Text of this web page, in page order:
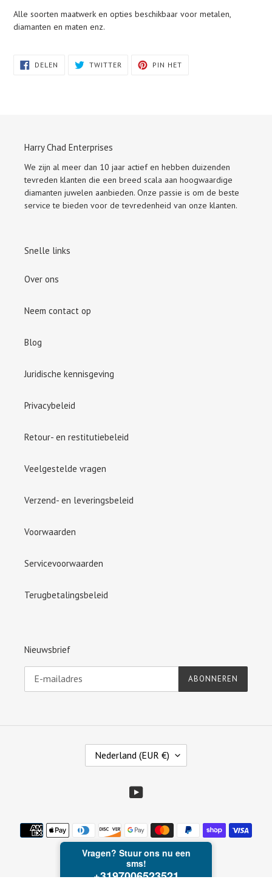
Alle soorten maatwerk en opties beschikbaar voor metalen,
diamanten en maten enz.
DELEN DELEN
TWITTER TWITTEREN
OP
PIN HET
Harry Chad Enterprises
We zijn al meer dan 10 jaar actief en hebben duizenden
tevreden klanten die een breed scala aan hoogwaardige
diamanten juwelen aanbieden. Onze passie is om de beste
service te bieden voor de tevredenheid van onze klanten.
Snelle links
Over ons
Neem contact op
Blog
Juridische kennisgeving
Privacybeleid
Retour- en restitutiebeleid
Veelgestelde vragen
Verzend- en leveringsbeleid
Voorwaarden
Servicevoorwaarden
Terugbetalingsbeleid
Nieuwsbrief
ABONNEREN
A
E
G
I
Nederland (EUR €)
YouTube
Betaalmethoden